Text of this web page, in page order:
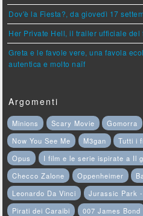
Dov'è la Fiesta?, da giovedì 17
Her Private Hell, il trailer ufficiale del
Greta e le favole vere, una favola
autentica e molto naïf
Argomenti
Minions Scary Movie Gomorra
Now You See Me
M3gan
Tutti i
Opus
I film e le serie ispirate a Il
Checco Zalone
Oppenheimer
Leonardo Da Vinci
Jurassic Park
Pirati dei Caraibi
007 James Bond